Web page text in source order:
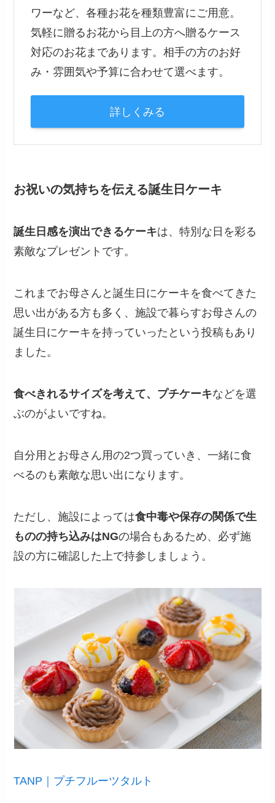
ワーなど、各種お花を種類豊富にご用意。
気軽に贈るお花から目上の方へ贈るケース
対応のお花まであります。相手の方のお好
み・雰囲気や予算に合わせて選べます。
詳しくみる
お祝いの気持ちを伝える誕生日ケーキ
誕生日感を演出できるケーキは、特別な日を彩る
素敵なプレゼントです。
これまでお母さんと誕生日にケーキを食べてきた
思い出がある方も多く、施設で暮らすお母さんの
誕生日にケーキを持っていったという投稿もあり
ました。
食べきれるサイズを考えて、プチケーキなどを選
ぶのがよいですね。
自分用とお母さん用の2つ買っていき、一緒に食
べるのも素敵な思い出になります。
ただし、施設によっては食中毒や保存の関係で生
ものの持ち込みはNGの場合もあるため、必ず施
設の方に確認した上で持参しましょう。
TANP｜プチフルーツタルト